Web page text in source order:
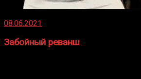
08.06.2021
Забойный реванш